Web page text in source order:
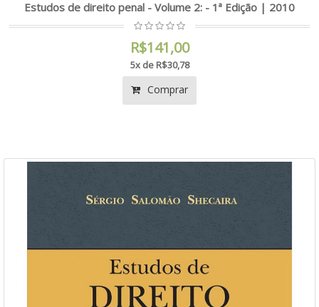
Estudos de direito penal - Volume 2: - 1ª Edição | 2010
R$141,00
5x de R$30,78
Comprar